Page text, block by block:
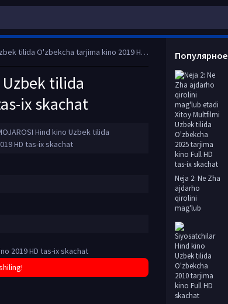
O'zbekcha tarjima kino 2019 HD tas-ix skachat
Uzbek tilida
ix skachat
Hind kino Uzbek tilida
HD tas-ix skachat
2019 HD tas-ix skachat
Популярное
Neja 2: Ne Zha
ajdarho
qirolini
mag'lub